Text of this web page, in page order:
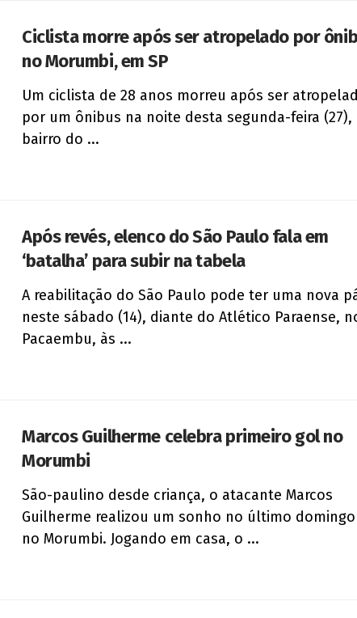
Ciclista morre após ser atropelado por
no Morumbi, em SP
Um ciclista de 28 anos morreu após ser
por um ônibus na noite desta segunda-feira (27),
bairro do ...
Após revés, elenco do São Paulo fala em
‘batalha’ para subir na tabela
A reabilitação do São Paulo pode ter uma nova
neste sábado (14), diante do Atlético Paraense,
Pacaembu, às ...
Marcos Guilherme celebra primeiro gol no
Morumbi
São-paulino desde criança, o atacante Marcos
Guilherme realizou um sonho no último domingo
no Morumbi. Jogando em casa, o ...